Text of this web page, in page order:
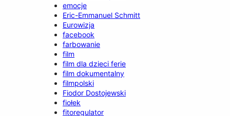
emocje
Eric-Emmanuel Schmitt
Eurowizja
facebook
farbowanie
film
film dla dzieci ferie
film dokumentalny
filmpolski
Fiodor Dostojewski
fiołek
fitoregulator